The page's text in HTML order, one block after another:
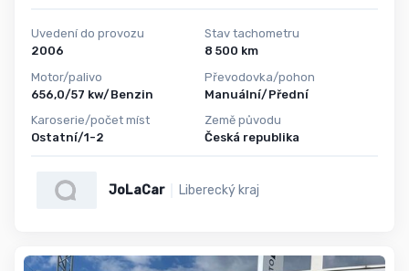
Uvedení do provozu
2006
Motor/palivo
656,0/57 kw/Benzin
Karoserie/počet míst
Ostatní/1-2
Stav tachometru
8 500 km
Převodovka/pohon
Manuální/Přední
Země původu
Česká republika
JoLaCar Liberecký kraj